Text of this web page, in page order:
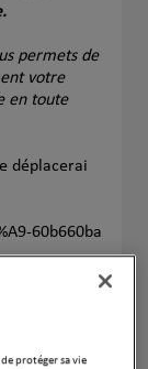
permets de
votre
en toute
déplacerai
60b660ba
protéger sa vie